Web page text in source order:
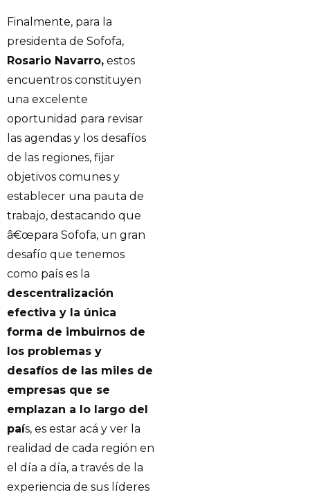
Finalmente, para la
presidenta de Sofofa,
Rosario Navarro, estos
encuentros constituyen
una excelente
oportunidad para revisar
las agendas y los desafíos
de las regiones, fijar
objetivos comunes y
establecer una pauta de
trabajo, destacando que
â€œpara Sofofa, un gran
desafío que tenemos
como país es la
descentralización
efectiva y la única
forma de imbuirnos de
los problemas y
desafíos de las miles de
empresas que se
emplazan a lo largo del
país, es estar acá y ver la
realidad de cada región en
el día a día, a través de la
experiencia de sus líderes